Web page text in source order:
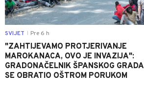
SVIJET Pre 6 h
"ZAHTIJEVAMO PROTJERIVANJE
MAROKANACA, OVO JE INVAZIJA":
GRADONAČELNIK ŠPANSKOG GRADA
SE OBRATIO OŠTROM PORUKOM